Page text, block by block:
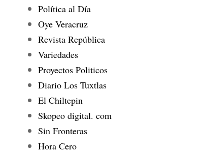
Política al Día
Oye Veracruz
Revista República
Variedades
Proyectos Politicos
Diario Los Tuxtlas
El Chiltepin
Skopeo digital. com
Sin Fronteras
Hora Cero